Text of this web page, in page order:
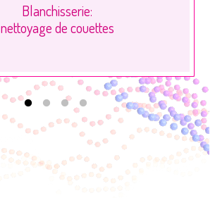
Blanchisserie:
nettoyage de couettes
Go to slide 1
Go to slide 2
Go to slide 3
Go to slide 4